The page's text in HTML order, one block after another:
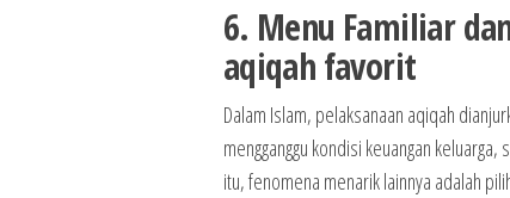
6. Menu Familiar
aqiqah favorit
Dalam Islam, pelaksanaan aqiqah
mengganggu kondisi keuangan
itu, fenomena menarik lainnya adalah